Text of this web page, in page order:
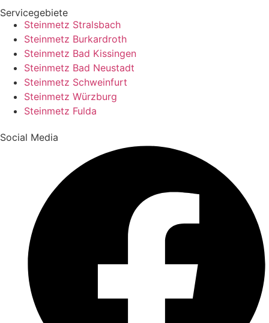
Servicegebiete
Steinmetz Stralsbach
Steinmetz Burkardroth
Steinmetz Bad Kissingen
Steinmetz Bad Neustadt
Steinmetz Schweinfurt
Steinmetz Würzburg
Steinmetz Fulda
Social Media